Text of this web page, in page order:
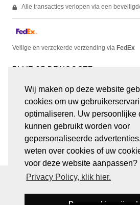
Wij maken op deze website
cookies om uw
optimaliseren. Uw persoonlijke
kunnen gebruikt worden voor
gepersonaliseerde
weten over cookies of uw
voor deze website aanpassen?
Privacy Policy, klik hier.
Alle transacties verlopen via een
Veilige en verzekerde verzending via FedEx
facebook linkedin
© JUWELEN